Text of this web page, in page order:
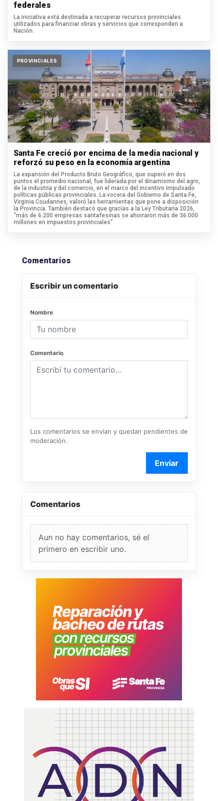
federales
La iniciativa está destinada a recuperar recursos provinciales
utilizados para financiar obras y servicios que corresponden a
Nación.
PROVINCIALES
Santa Fe creció por encima de la media nacional y
reforzó su peso en la economía argentina
La expansión del Producto Bruto Geográfico, que superó en dos
puntos el promedio nacional, fue liderada por el dinamismo del agro,
de la industria y del comercio, en el marco del incentivo impulsado
políticas públicas provinciales. La vocera del Gobierno de Santa Fe,
Virginia Coudannes, valoró las herramientas que pone a disposición
la Provincia. También destacó que gracias a la Ley Tributaria 2026,
“más de 6.200 empresas santafesinas se ahorraron más de 36.000
millones en impuestos provinciales”.
Comentarios
Escribir un comentario
Nombre
Comentario
Los comentarios se envían y quedan pendientes de
moderación.
Enviar
Comentarios
Aun no hay comentarios, sé el
primero en escribir uno.